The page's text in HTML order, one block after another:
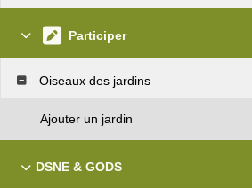
Participer
Oiseaux des jardins
Ajouter un jardin
DSNE & GODS